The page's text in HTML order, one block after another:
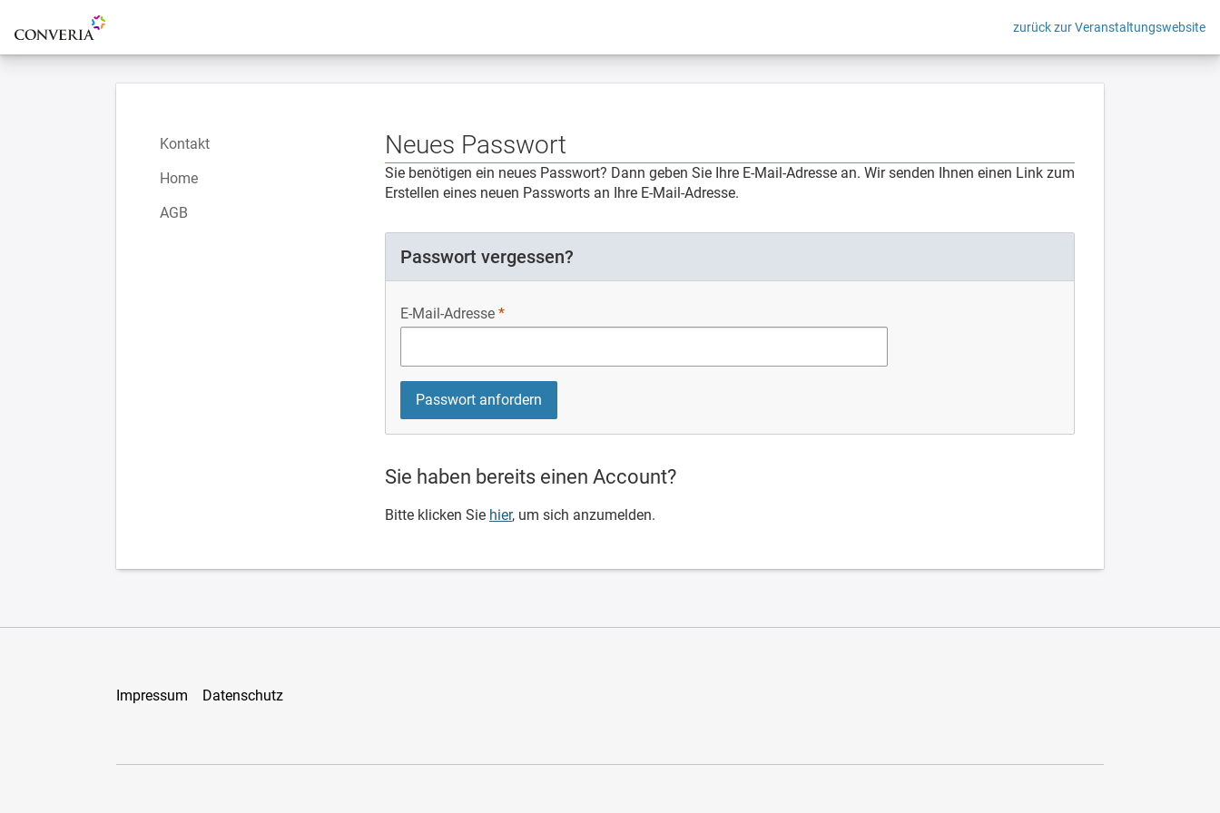
Zur Startseite zurück zur Veranstaltungswebsite
Kontakt
Home
AGB
Neues Passwort
Sie benötigen ein neues Passwort? Dann geben Sie Ihre E-Mail-Adresse an. Wir senden Ihnen einen Link zum
Erstellen eines neuen Passworts an Ihre E-Mail-Adresse.
Passwort vergessen?
E-Mail-Adresse
Sie haben bereits einen Account?
Bitte klicken Sie hier, um sich anzumelden.
Impressum Datenschutz